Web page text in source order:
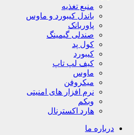
منبع تغذیه
باندل کیبورد و ماوس
پاوربانک
صندلی گیمینگ
کول پد
کیبورد
کیف لپ تاپ
ماوس
میکروفن
نرم افزار های امنیتی
وبکم
هارد اکسترنال
درباره ما